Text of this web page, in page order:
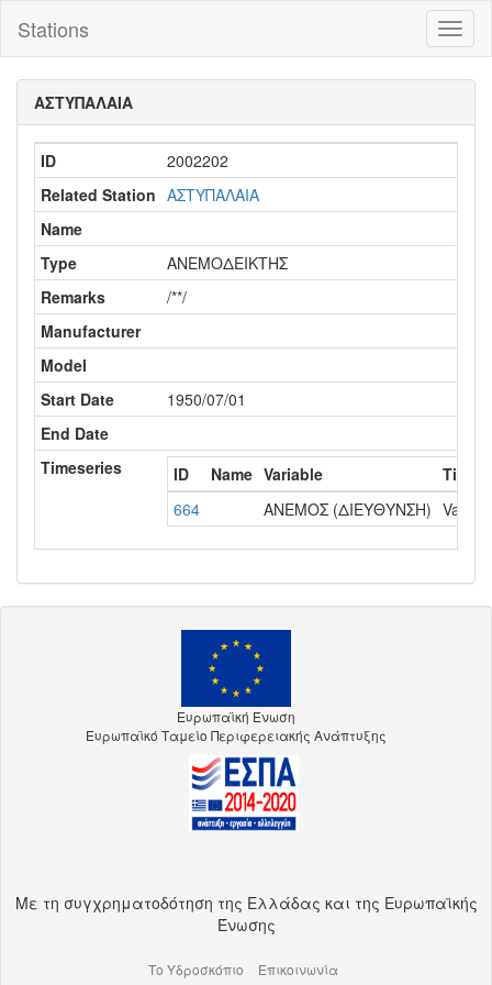
Stations
ΑΣΤΥΠΑΛΑΙΑ
ID
2002202
Related Station ΑΣΤΥΠΑΛΑΙΑ
Name
Type
ΑΝΕΜΟΔΕΙΚΤΗΣ
Remarks
/**/
Manufacturer
Model
Start Date
1950/07/01
End Date
Timeseries
ID Name Variable
Time
664
ΑΝΕΜΟΣ (ΔΙΕΥΘΥΝΣΗ)
Ευρωπαϊκή Ένωση
Ευρωπαϊκό Ταμείο Περιφερειακής Ανάπτυξης
Με τη συγχρηματοδότηση της Ελλάδας και της Ευρωπαϊκής
Ένωσης
Το Υδροσκόπιο Επικοινωνία